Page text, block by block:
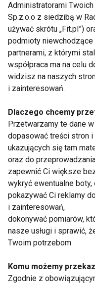
Joga, pilates i
stretching w
Wisła
Aktywne lato w
Ogrodach Ulricha.
Bezpłatne zajęcia
sportowe dla
mieszkańców
Warszawy
Fitness
Administratorami Twoich
Sp.z.o.o z siedzibą w
używać skrótu „Fit.pl”)
podmioty niewchodzące
partnerami, z którymi
współpraca ma na celu
widzisz na naszych
i zainteresowań.
Dlaczego chcemy
Przetwarzamy te dane w
dopasować treści stron
ukazujących się tam
oraz do
zapewnić Ci większe
wykryć ewentualne
pokazywać Ci reklamy
i zainteresowań,
dokonywać pomiarów,
nasze usługi i sprawić,
Twoim potrzebom
Komu możemy
Zgodnie z